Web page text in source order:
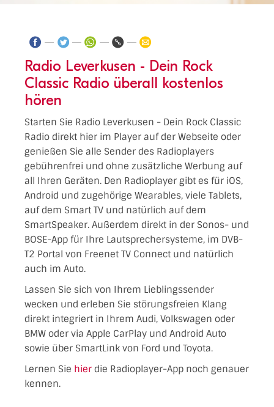
Radio Leverkusen - Dein Rock
Classic Radio überall kostenlos
hören
Starten Sie Radio Leverkusen - Dein Rock Classic
Radio direkt hier im Player auf der Webseite oder
genießen Sie alle Sender des Radioplayers
gebührenfrei und ohne zusätzliche Werbung auf
all Ihren Geräten. Den Radioplayer gibt es für iOS,
Android und zugehörige Wearables, viele Tablets,
auf dem Smart TV und natürlich auf dem
SmartSpeaker. Außerdem direkt in der Sonos- und
BOSE-App für Ihre Lautsprechersysteme, im DVB-
T2 Portal von Freenet TV Connect und natürlich
auch im Auto.
Lassen Sie sich von Ihrem Lieblingssender
wecken und erleben Sie störungsfreien Klang
direkt integriert in Ihrem Audi, Volkswagen oder
BMW oder via Apple CarPlay und Android Auto
sowie über SmartLink von Ford und Toyota.
Lernen Sie hier die Radioplayer-App noch genauer
kennen.